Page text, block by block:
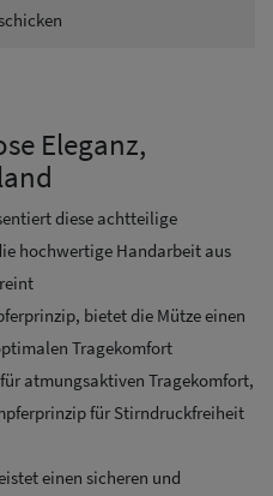
Eleganz,
diese achtteilige
hochwertige Handarbeit aus
bietet die Mütze einen
Tragekomfort
atmungsaktiven Tragekomfort,
für Stirndruckfreiheit
einen sicheren und